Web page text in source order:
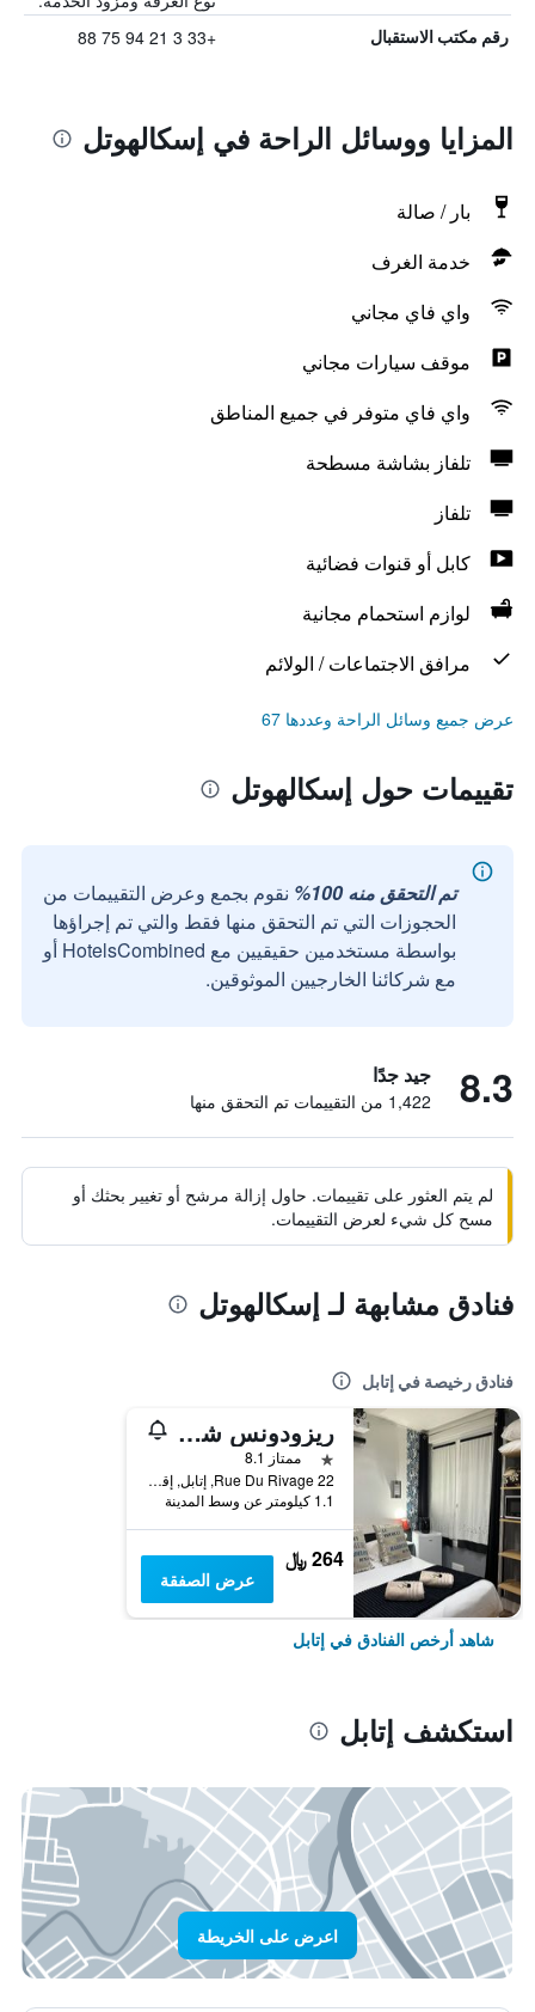
رقم مكتب الاستقبال +33 3 21 94 75 88
المزايا ووسائل الراحة في إسكالهوتل
بار / صالة
خدمة الغرف
واي فاي مجاني
موقف سيارات مجاني
واي فاي متوفر في جميع المناطق
تلفاز بشاشة مسطحة
تلفاز
كابل أو قنوات فضائية
لوازم استحمام مجانية
مرافق الاجتماعات / الولائم
عرض جميع وسائل الراحة وعددها 67
تقييمات حول إسكالهوتل
تم التحقق منه 100%
نقوم بجمع وعرض التقييمات من
الحجوزات التي تم التحقق منها فقط والتي تم إجراؤها
بواسطة مستخدمين حقيقيين مع HotelsCombined أو
مع شركائنا الخارجيين الموثوقين.
8.3 جيد جدًا
1,422 من التقييمات تم التحقق منها
لم يتم العثور على تقييمات. حاول إزالة مرشح أو تغيير بحثك أو
مسح كل شيء لعرض التقييمات.
فنادق مشابهة لـ إسكالهوتل
فنادق رخيصة في إتابل
ريزودونس شي جينو
نجمة واحدة
ممتاز 8.1
22 Rue Du Rivage, إتابل, إقليم- با-دو-كاليه, فرنسا
1.1 كيلومتر عن وسط المدينة
264 ﷼
عرض الصفقة
شاهد أرخص الفنادق في إتابل
استكشف إتابل
اعرض على الخريطة